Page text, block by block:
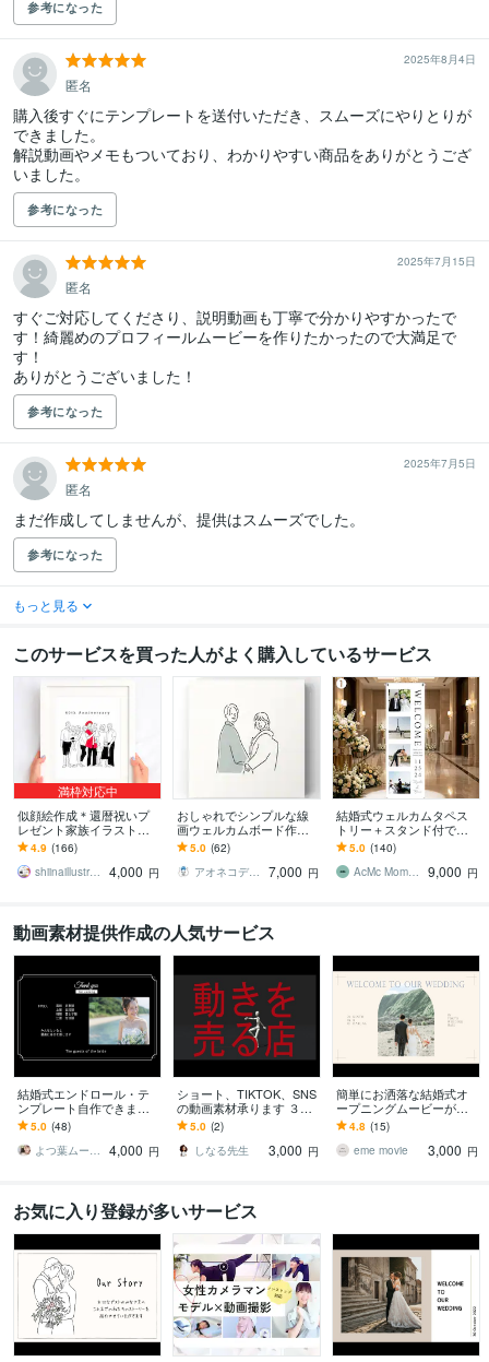
参考になった
2025年8月4日
匿名
購入後すぐにテンプレートを送付いただき、スムーズにやりとりが
できました。
解説動画やメモもついており、わかりやすい商品をありがとうござ
いました。
参考になった
2025年7月15日
匿名
すぐご対応してくださり、説明動画も丁寧で分かりやすかったで
す！綺麗めのプロフィールムービーを作りたかったので大満足で
す！
ありがとうございました！
参考になった
2025年7月5日
匿名
まだ作成してしませんが、提供はスムーズでした。
参考になった
もっと見る
このサービスを買った人がよく購入しているサービス
満枠対応中
似顔絵作成＊還暦祝いプ
レゼント家族イラスト描
きます 新築祝い / 記念日
プレゼント /誕生日プレゼ
ントにオススメ
4.9 (166)
shiinaillustration
4,000 円
おしゃれでシンプルな線
画ウェルカムボード作成
します オシャレ、色の塗
り方、希望の構図など幅
広い要望に対応致します
5.0 (62)
アオネコデザイン
7,000 円
結婚式ウェルカムタペス
トリー＋スタンド付で届
けます 取引1000件☆5｜
シワなし高品質PET・修
正無制限・送料込
5.0 (140)
AcMc Moments
9,000 円
動画素材提供作成の人気サービス
結婚式エンドロール・テ
ンプレート自作できます
パワポまたはCanvaで作
れる！デザインも2種類か
ら選べます
5.0 (48)
よつ葉ムービー
4,000 円
ショート、TIKTOK、SNS
の動画素材承ります ３ｄ
２ｄアバターによる、モ
ーション、ダンス、アニ
メーション
5.0 (2)
しなる先生
3,000 円
簡単にお洒落な結婚式オ
ープニングムービーが作
れます ₊✧˚写真を入れるだ
け！本格的に仕上がるテ
ンプレート˚✧₊
4.8 (15)
eme movie
3,000 円
お気に入り登録が多いサービス